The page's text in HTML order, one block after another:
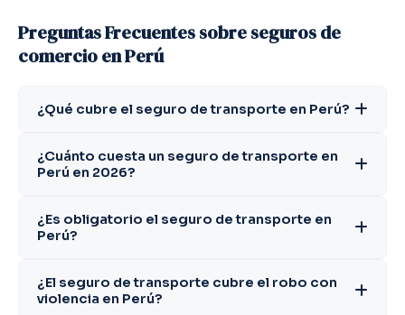
Preguntas Frecuentes sobre seguros de
comercio en Perú
¿Qué cubre el seguro de transporte en Perú?
¿Cuánto cuesta un seguro de transporte en
Perú en 2026?
¿Es obligatorio el seguro de transporte en
Perú?
¿El seguro de transporte cubre el robo con
violencia en Perú?